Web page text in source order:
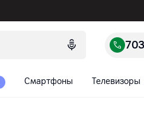
Смартфоны Телевизоры